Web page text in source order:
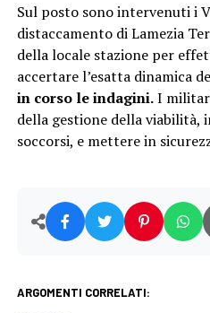
Sul posto sono intervenuti i
distaccamento di Lamezia
della locale stazione per
accertare l’esatta dinamica
in corso le indagini.I militari
della gestione della viabilità,
soccorsi, e mettere in
ARGOMENTI CORRELATI: